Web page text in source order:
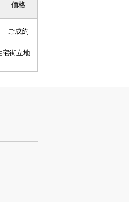
価格
ご成約
宅街立地